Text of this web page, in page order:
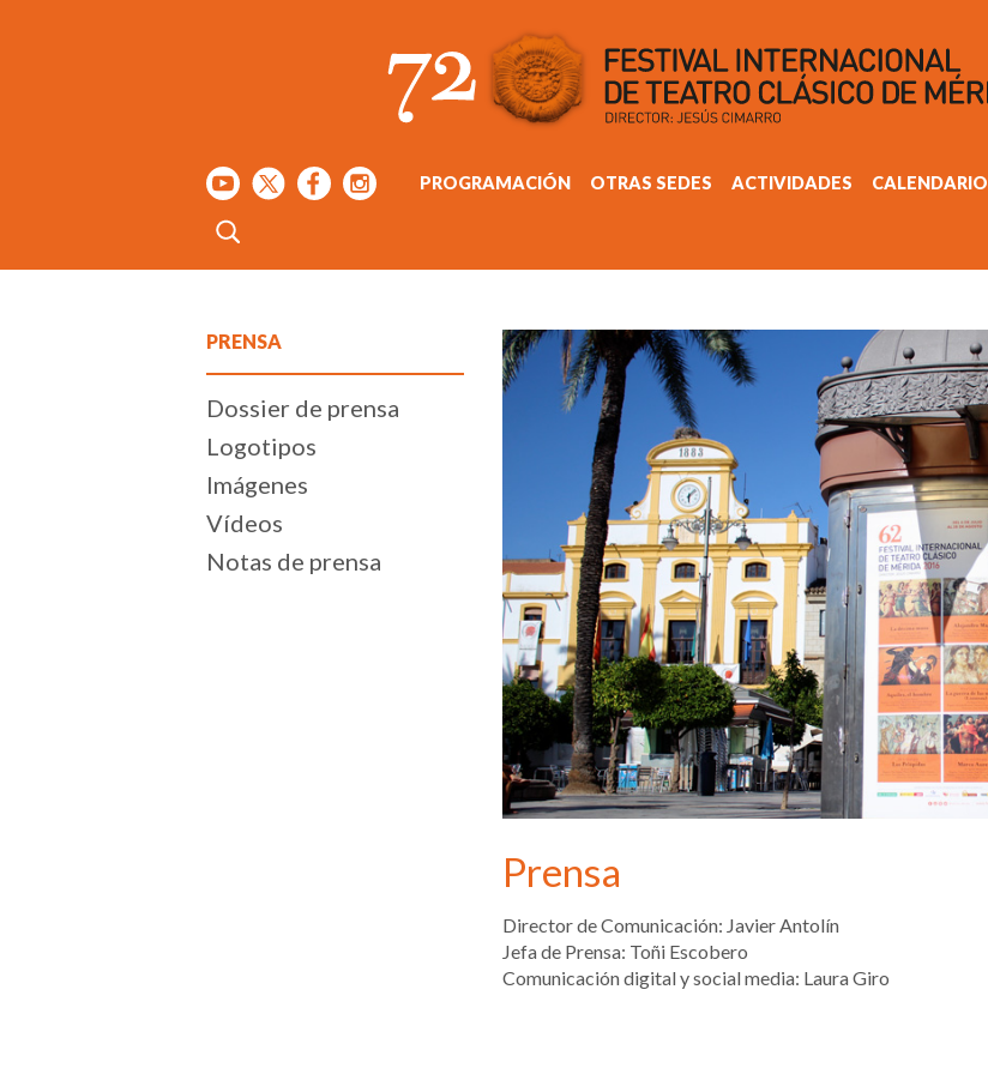
PROGRAMACIÓN OTRAS SEDES ACTIVIDADES CALENDARIO
PRENSA
Dossier de prensa
Logotipos
Imágenes
Vídeos
Notas de prensa
Prensa
Director de Comunicación: Javier Antolín
Jefa de Prensa: Toñi Escobero
Comunicación digital y social media: Laura Giro